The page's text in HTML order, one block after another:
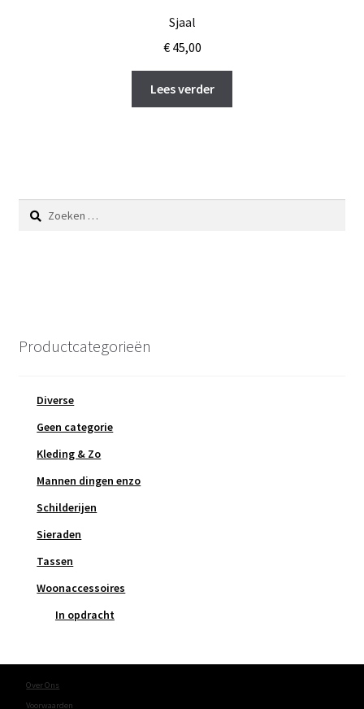
Sjaal
€45,00
Lees verder
Zoeken
naar:
Productcategorieën
Diverse
Geen categorie
Kleding & Zo
Mannen dingen enzo
Schilderijen
Sieraden
Tassen
Woonaccessoires
In opdracht
Over Ons
Voorwaarden